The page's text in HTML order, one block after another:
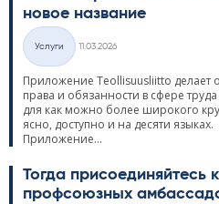
новое название
Категории
Услуги
11.03.2026
Приложение Teol­li­suus­liitto делает
права и обязанности в сфере
для как можно более широкого
ясно, доступно и на десяти языках.
Приложение...
Тогда присоединяйтесь
профсоюзных